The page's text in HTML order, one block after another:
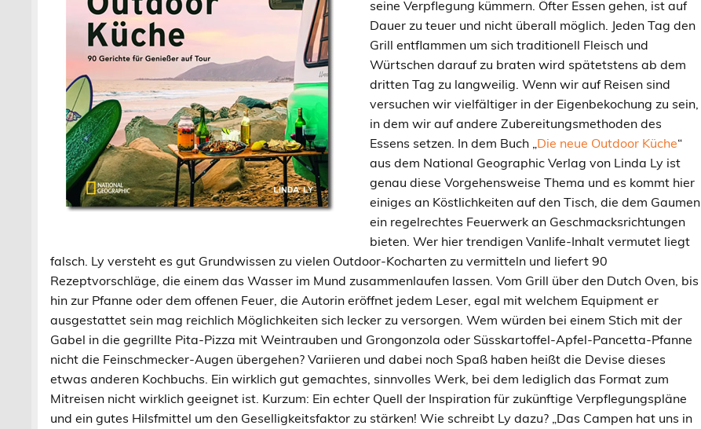
seine Verpflegung kümmern. Öfter Essen gehen, ist auf
Dauer zu teuer und nicht überall möglich. Jeden Tag den
Grill entflammen um sich traditionell Fleisch und
Würtschen darauf zu braten wird spätetstens ab dem
dritten Tag zu langweilig. Wenn wir auf Reisen sind
versuchen wir vielfältiger in der Eigenbekochung zu sein,
in dem wir auf andere Zubereitungsmethoden des
Essens setzen. In dem Buch „Die neue Outdoor Küche“
aus dem National Geographic Verlag von Linda Ly ist
genau diese Vorgehensweise Thema und es kommt hier
einiges an Köstlichkeiten auf den Tisch, die dem Gaumen
ein regelrechtes Feuerwerk an Geschmacksrichtungen
bieten. Wer hier trendigen Vanlife-Inhalt vermutet liegt
falsch. Ly versteht es gut Grundwissen zu vielen Outdoor-Kocharten zu vermitteln und liefert 90
Rezeptvorschläge, die einem das Wasser im Mund zusammenlaufen lassen. Vom Grill über den Dutch Oven, bis
hin zur Pfanne oder dem offenen Feuer, die Autorin eröffnet jedem Leser, egal mit welchem Equipment er
ausgestattet sein mag reichlich Möglichkeiten sich lecker zu versorgen. Wem würden bei einem Stich mit der
Gabel in die gegrillte Pita-Pizza mit Weintrauben und Grongonzola oder Süsskartoffel-Apfel-Pancetta-Pfanne
nicht die Feinschmecker-Augen übergehen? Variieren und dabei noch Spaß haben heißt die Devise dieses
etwas anderen Kochbuchs. Ein wirklich gut gemachtes, sinnvolles Werk, bei dem lediglich das Format zum
Mitreisen nicht wirklich geeignet ist. Kurzum: Ein echter Quell der Inspiration für zukünftige Verpflegungspläne
und ein gutes Hilsfmittel um den Geselligkeitsfaktor zu stärken! Wie schreibt Ly dazu? „Das Campen hat uns in